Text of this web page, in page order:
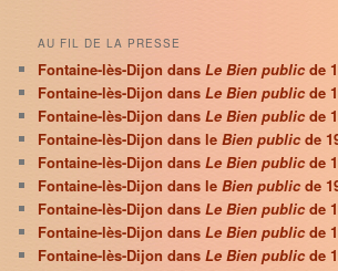
AU FIL DE LA PRESSE
Fontaine-lès-Dijon dansLe Bien publicde
Fontaine-lès-Dijon dansLe Bien publicde
Fontaine-lès-Dijon dansLe Bien publicde
Fontaine-lès-Dijon dans leBien publicde
Fontaine-lès-Dijon dansLe Bien publicde
Fontaine-lès-Dijon dans leBien publicde
Fontaine-lès-Dijon dansLe Bien publicde
Fontaine-lès-Dijon dansLe Bien publicde
Fontaine-lès-Dijon dansLe Bien publicde